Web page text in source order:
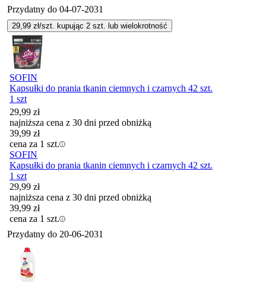
Przydatny do 04-07-2031
29,99 zł/szt. kupując 2 szt. lub wielokrotność
SOFIN
Kapsułki do prania tkanin ciemnych i czarnych 42 szt.
1 szt
29,99 zł
najniższa cena z 30 dni przed obniżką
39,99 zł
cena za 1 szt.
SOFIN
Kapsułki do prania tkanin ciemnych i czarnych 42 szt.
1 szt
29,99 zł
najniższa cena z 30 dni przed obniżką
39,99 zł
cena za 1 szt.
Przydatny do 20-06-2031